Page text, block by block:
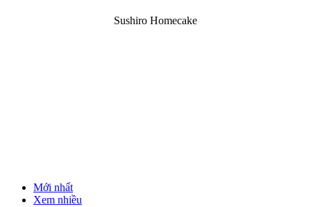
Sushiro Homecake
Mới nhất
Xem nhiều